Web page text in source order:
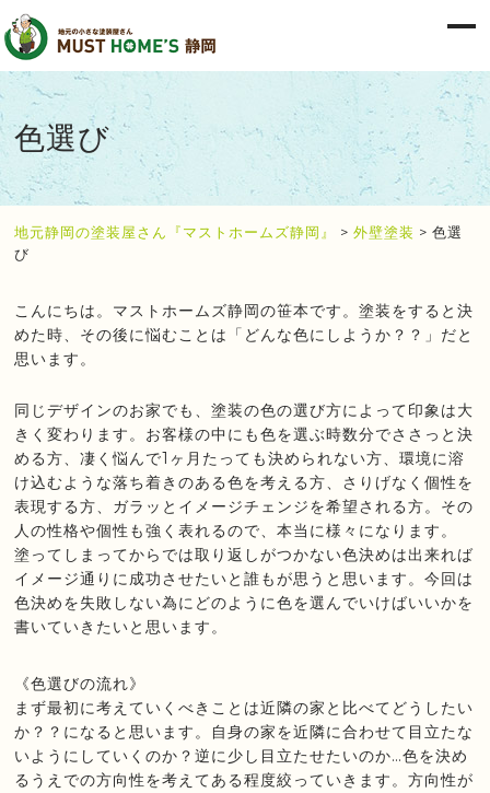
色選び
地元静岡の塗装屋さん『マストホームズ静岡』 >外壁塗装 >色選
び
こんにちは。マストホームズ静岡の笹本です。塗装をすると決
めた時、その後に悩むことは「どんな色にしようか？？」だと
思います。
同じデザインのお家でも、塗装の色の選び方によって印象は大
きく変わります。お客様の中にも色を選ぶ時数分でささっと決
める方、凄く悩んで1ヶ月たっても決められない方、環境に溶
け込むような落ち着きのある色を考える方、さりげなく個性を
表現する方、ガラッとイメージチェンジを希望される方。その
人の性格や個性も強く表れるので、本当に様々になります。
塗ってしまってからでは取り返しがつかない色決めは出来れば
イメージ通りに成功させたいと誰もが思うと思います。今回は
色決めを失敗しない為にどのように色を選んでいけばいいかを
書いていきたいと思います。
《色選びの流れ》
まず最初に考えていくべきことは近隣の家と比べてどうしたい
か？？になると思います。自身の家を近隣に合わせて目立たな
いようにしていくのか？逆に少し目立たせたいのか…色を決め
るうえでの方向性を考えてある程度絞っていきます。方向性が